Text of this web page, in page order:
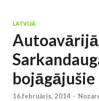
LATVIJĀ
Autoavārijā
bojāgājušie
16.februāris, 2014 -